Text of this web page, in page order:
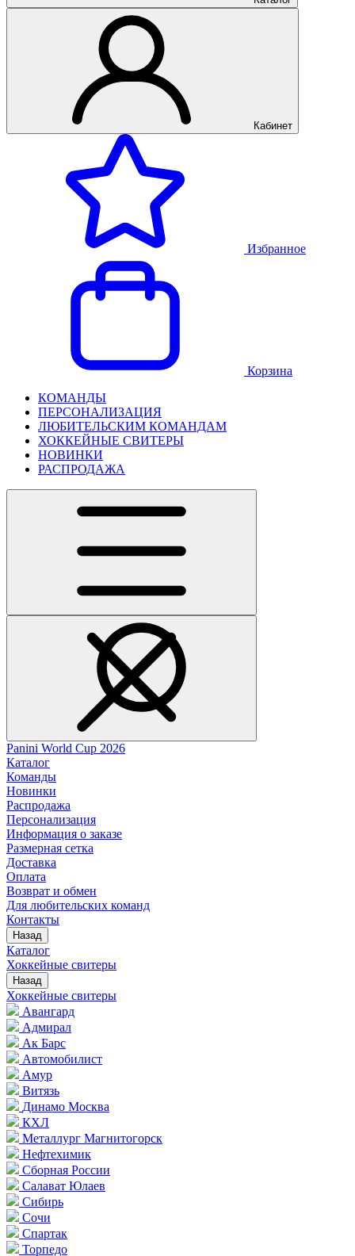
Кабинет
Избранное
Корзина
КОМАНДЫ
ПЕРСОНАЛИЗАЦИЯ
ЛЮБИТЕЛЬСКИМ КОМАНДАМ
ХОККЕЙНЫЕ СВИТЕРЫ
НОВИНКИ
РАСПРОДАЖА
Panini World Cup 2026
Каталог
Команды
Новинки
Распродажа
Персонализация
Информация о заказе
Размерная сетка
Доставка
Оплата
Возврат и обмен
Для любительских команд
Контакты
Назад
Каталог
Хоккейные свитеры
Назад
Хоккейные свитеры
Авангард
Адмирал
Ак Барс
Автомобилист
Амур
Витязь
Динамо Москва
КХЛ
Металлург Магнитогорск
Нефтехимик
Сборная России
Салават Юлаев
Сибирь
Сочи
Спартак
Торпедо